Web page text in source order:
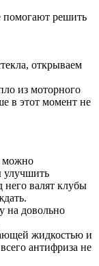
помогают решить
открываем
из моторного
в этот момент не
можно
улучшить
валят клубы
на довольно
жидкостью и
антифриза не